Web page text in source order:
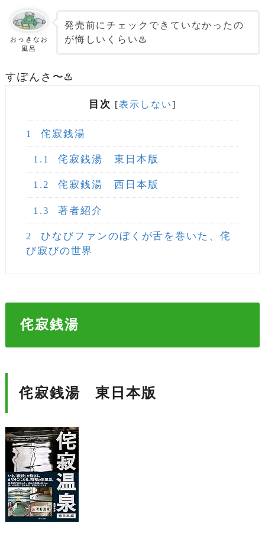
おっきなお
風呂
発売前にチェックできていなかったの
が悔しいくらい♨️
すぽんさ〜♨️
目次 [表示しない]
1 侘寂銭湯
1.1 侘寂銭湯 東日本版
1.2 侘寂銭湯 西日本版
1.3 著者紹介
2
ひなびファンのぼくが舌を巻いた、侘
び寂びの世界
侘寂銭湯
侘寂銭湯 東日本版